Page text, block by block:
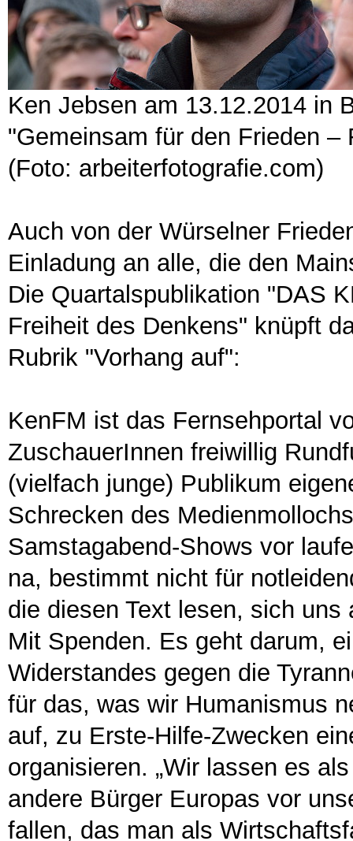
Ken Jebsen am 13.12.2014 in
"Gemeinsam für den Frieden
(Foto: arbeiterfotografie.com)
Auch von der Würselner
Einladung an alle, die den
Die Quartalspublikation "DAS
Freiheit des Denkens" knüpft
Rubrik "Vorhang auf":
KenFM ist das Fernsehportal
ZuschauerInnen freiwillig
(vielfach junge) Publikum
Schrecken des
Samstagabend-Shows vor
na, bestimmt nicht für
die diesen Text lesen, sich
Mit Spenden. Es geht darum,
Widerstandes gegen die
für das, was wir Humanismus
auf, zu Erste-Hilfe-Zwecken
organisieren. „Wir lassen es
andere Bürger Europas vor
fallen, das man als